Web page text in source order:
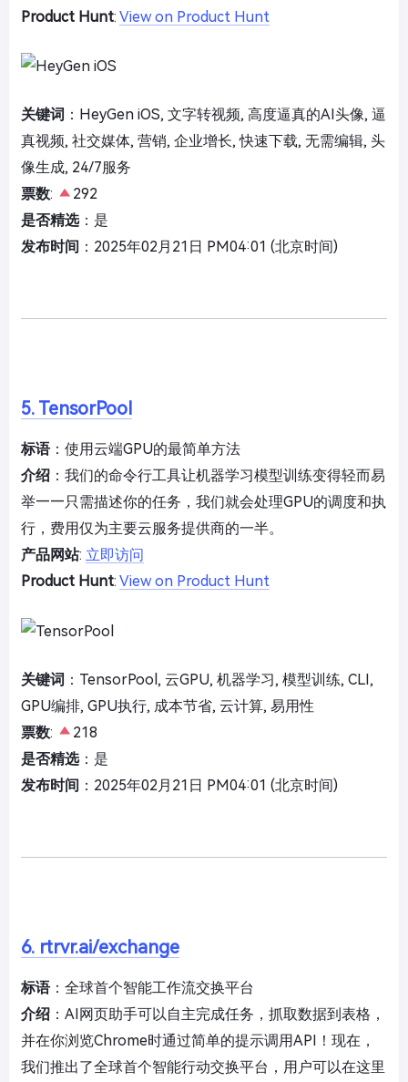
Product Hunt: View on Product Hunt
关键词 ：HeyGen iOS, 文字转视频, 高度逼真的AI头像, 逼
真视频, 社交媒体, 营销, 企业增长, 快速下载, 无需编辑, 头
像生成, 24/7服务
票数:
292
是否精选：是
发布时间 ：2025年02月21日 PM04:01 (北京时间)
5. TensorPool
标语：使用云端GPU的最简单方法
介绍 ：我们的命令行工具让机器学习模型训练变得轻而易
举——只需描述你的任务，我们就会处理GPU的调度和执
行，费用仅为主要云服务提供商的一半。
产品网站: 立即访问
Product Hunt: View on Product Hunt
关键词 ：TensorPool, 云GPU, 机器学习, 模型训练, CLI,
GPU编排, GPU执行, 成本节省, 云计算, 易用性
票数:
218
是否精选：是
发布时间 ：2025年02月21日 PM04:01 (北京时间)
6. rtrvr.ai/exchange
标语：全球首个智能工作流交换平台
介绍 ：AI网页助手可以自主完成任务，抓取数据到表格，
并在你浏览Chrome时通过简单的提示调用API！现在，
我们推出了全球首个智能行动交换平台，用户可以在这里